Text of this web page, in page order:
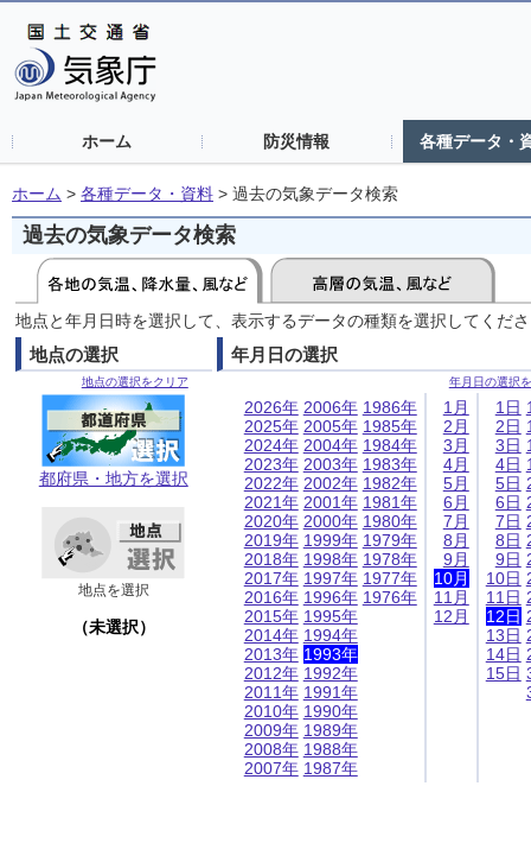
ホーム 防災情報 各種データ・
ホーム > 各種データ・資料 > 過去の気象データ検索
過去の気象データ検索
地点と年月日時を選択して、表示するデータの種類を選択してくだ
地点の選択
地点の選択をクリア
都府県・地方を選択
地点を選択
（未選択）
年月日の選択
年月日の選択
2026年
2025年
2024年
2023年
2022年
2021年
2020年
2019年
2018年
2017年
2016年
2015年
2014年
2013年
2012年
2011年
2010年
2009年
2008年
2007年
2006年
2005年
2004年
2003年
2002年
2001年
2000年
1999年
1998年
1997年
1996年
1995年
1994年
1993年
1992年
1991年
1990年
1989年
1988年
1987年
1986年
1985年
1984年
1983年
1982年
1981年
1980年
1979年
1978年
1977年
1976年
1月
2月
3月
4月
5月
6月
7月
8月
9月
10月
11月
12月
1日
2日
3日
4日
5日
6日
7日
8日
9日
10日
11日
12日
13日
14日
15日